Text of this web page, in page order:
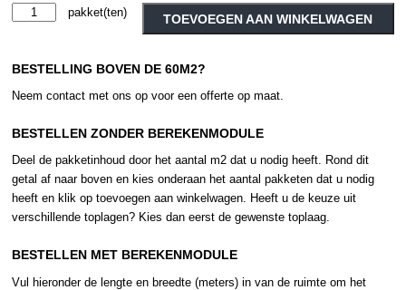
Moduleo
Wood
22248
TOEVOEGEN AAN WINKELWAGEN
Alternative:
BESTELLING BOVEN DE 60M2?
Neem contact met ons op voor een offerte op maat.
BESTELLEN ZONDER BEREKENMODULE
Deel de pakketinhoud door het aantal m2 dat u nodig heeft. Rond dit
getal af naar boven en kies onderaan het aantal pakketen dat u nodig
heeft en klik op toevoegen aan winkelwagen. Heeft u de keuze uit
verschillende toplagen? Kies dan eerst de gewenste toplaag.
BESTELLEN MET BEREKENMODULE
Vul hieronder de lengte en breedte (meters) in van de ruimte om het